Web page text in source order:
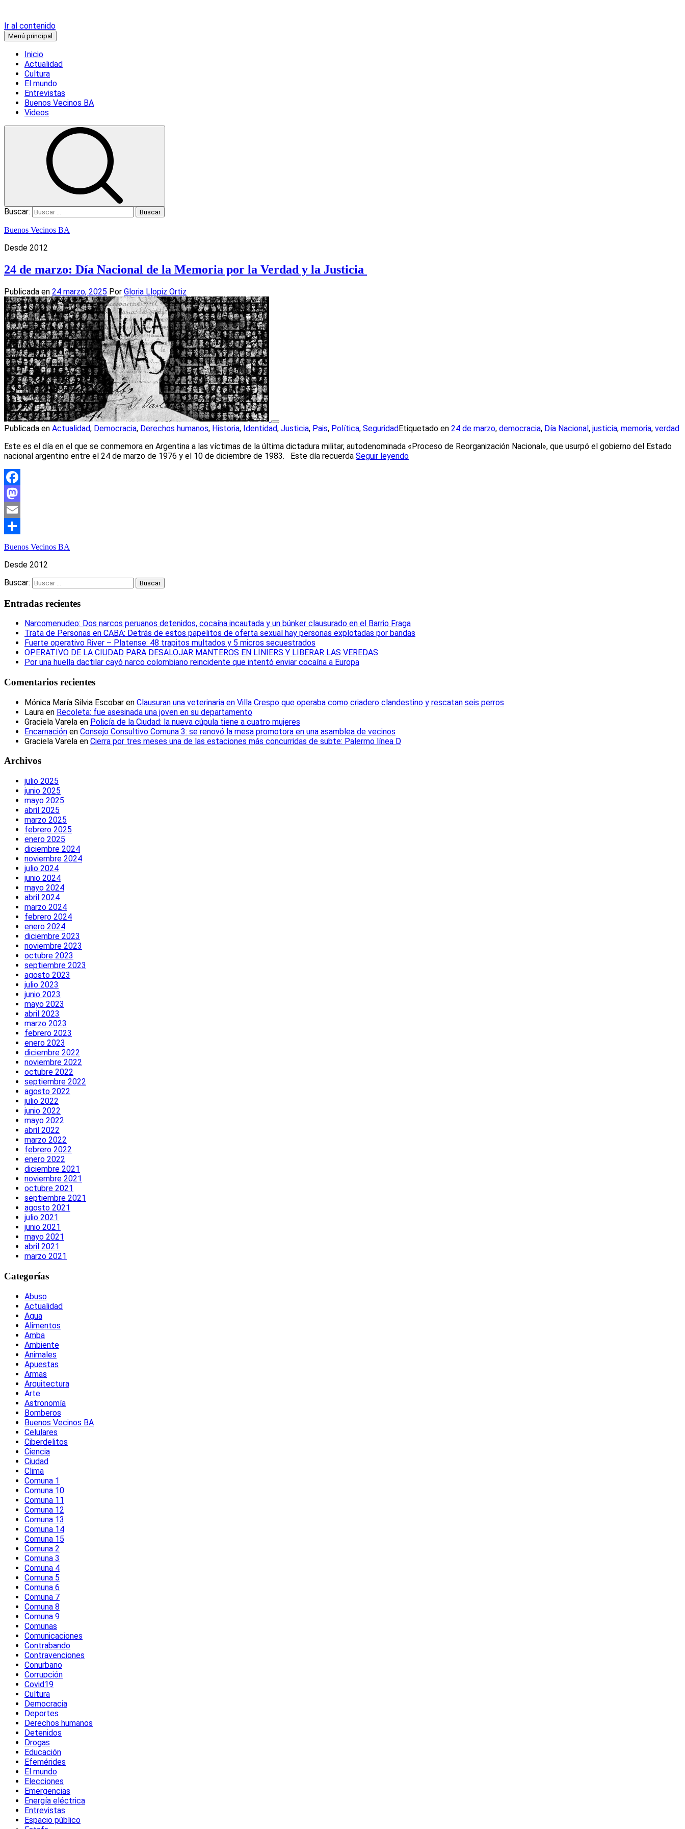
Ir al contenido
Menú principal
Inicio
Actualidad
Cultura
El mundo
Entrevistas
Buenos Vecinos BA
Videos
Buscar:
Buenos Vecinos BA
Desde 2012
24 de marzo: Día Nacional de la Memoria por la Verdad y la Justicia
Publicada en 24 marzo, 2025 Por Gloria Llopiz Ortiz
Publicada en Actualidad, Democracia, Derechos humanos, Historia, Identidad, Justicia, Pais, Política, SeguridadEtiquetado en 24 de marzo, democracia, Día Nacional, justicia, memoria, verdad
Este es el día en el que se conmemora en Argentina a las víctimas de la última dictadura militar, autodenominada «Proceso de Reorganización Nacional», que usurpó el gobierno del Estado
nacional argentino entre el 24 de marzo de 1976 y el 10 de diciembre de 1983. Este día recuerda Seguir leyendo
Facebook
Mastodon
Email
Compartir
Buenos Vecinos BA
Desde 2012
Buscar:
Entradas recientes
Narcomenudeo: Dos narcos peruanos detenidos, cocaína incautada y un búnker clausurado en el Barrio Fraga
Trata de Personas en CABA: Detrás de estos papelitos de oferta sexual hay personas explotadas por bandas
Fuerte operativo River – Platense: 48 trapitos multados y 5 micros secuestrados
OPERATIVO DE LA CIUDAD PARA DESALOJAR MANTEROS EN LINIERS Y LIBERAR LAS VEREDAS
Por una huella dactilar cayó narco colombiano reincidente que intentó enviar cocaína a Europa
Comentarios recientes
Mónica María Silvia Escobar en Clausuran una veterinaria en Villa Crespo que operaba como criadero clandestino y rescatan seis perros
Laura en Recoleta: fue asesinada una joven en su departamento
Graciela Varela en Policía de la Ciudad: la nueva cúpula tiene a cuatro mujeres
Encarnación en Consejo Consultivo Comuna 3: se renovó la mesa promotora en una asamblea de vecinos
Graciela Varela en Cierra por tres meses una de las estaciones más concurridas de subte: Palermo línea D
Archivos
julio 2025
junio 2025
mayo 2025
abril 2025
marzo 2025
febrero 2025
enero 2025
diciembre 2024
noviembre 2024
julio 2024
junio 2024
mayo 2024
abril 2024
marzo 2024
febrero 2024
enero 2024
diciembre 2023
noviembre 2023
octubre 2023
septiembre 2023
agosto 2023
julio 2023
junio 2023
mayo 2023
abril 2023
marzo 2023
febrero 2023
enero 2023
diciembre 2022
noviembre 2022
octubre 2022
septiembre 2022
agosto 2022
julio 2022
junio 2022
mayo 2022
abril 2022
marzo 2022
febrero 2022
enero 2022
diciembre 2021
noviembre 2021
octubre 2021
septiembre 2021
agosto 2021
julio 2021
junio 2021
mayo 2021
abril 2021
marzo 2021
Categorías
Abuso
Actualidad
Agua
Alimentos
Amba
Ambiente
Animales
Apuestas
Armas
Arquitectura
Arte
Astronomía
Bomberos
Buenos Vecinos BA
Celulares
Ciberdelitos
Ciencia
Ciudad
Clima
Comuna 1
Comuna 10
Comuna 11
Comuna 12
Comuna 13
Comuna 14
Comuna 15
Comuna 2
Comuna 3
Comuna 4
Comuna 5
Comuna 6
Comuna 7
Comuna 8
Comuna 9
Comunas
Comunicaciones
Contrabando
Contravenciones
Conurbano
Corrupción
Covid19
Cultura
Democracia
Deportes
Derechos humanos
Detenidos
Drogas
Educación
Efemérides
El mundo
Elecciones
Emergencias
Energía eléctrica
Entrevistas
Espacio público